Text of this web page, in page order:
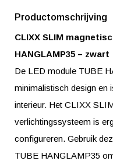
Productomschrijving
CLIXX SLIM
HANGLAMP35 – zwart
De LED module TUBE
minimalistisch design en
interieur. Het CLIXX
verlichtingssysteem is
configureren. Gebruik
TUBE HANGLAMP35